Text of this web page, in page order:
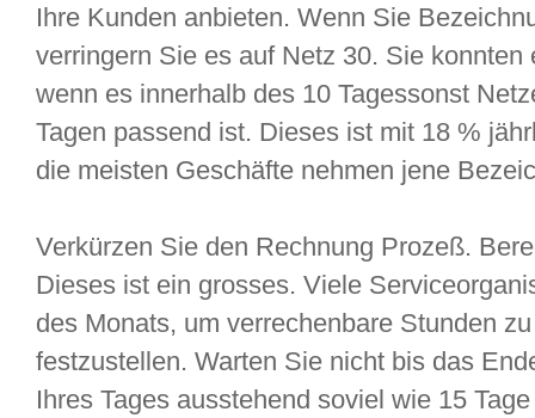
Ihre Kunden anbieten. Wenn Sie
verringern Sie es auf Netz 30. Sie
wenn es innerhalb des 10 Tagessonst
Tagen passend ist. Dieses ist mit 18 %
die meisten Geschäfte nehmen jene
Verkürzen Sie den Rechnung Prozeß.
Dieses ist ein grosses. Viele
des Monats, um verrechenbare Stunden
festzustellen. Warten Sie nicht bis das
Ihres Tages ausstehend soviel wie 15